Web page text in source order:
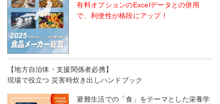
有料オプションのExcelデータとの併用
で、利便性が格段にアップ！
【地方自治体・支援関係者必携】
現場で役立つ 災害時炊き出しハンドブック
避難生活での「食」をテーマとした栄養学